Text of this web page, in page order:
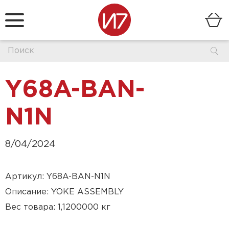
Y68A-BAN-
N1N
8/04/2024
Артикул: Y68A-BAN-N1N
Описание: YOKE ASSEMBLY
Вес товара: 1,1200000 кг